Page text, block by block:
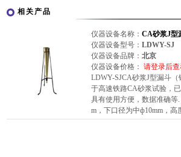
相关产品
仪器设备名称： CA砂浆J型
仪器设备型号： LDWY-SJ
仪器设备品牌： 北京
仪器设备价格： 请登录后
LDWY-SJCA砂浆J型漏斗
于高速铁路CA砂浆试验，
具有使用方便，数据准确等
m，下口径为中ф10mm，